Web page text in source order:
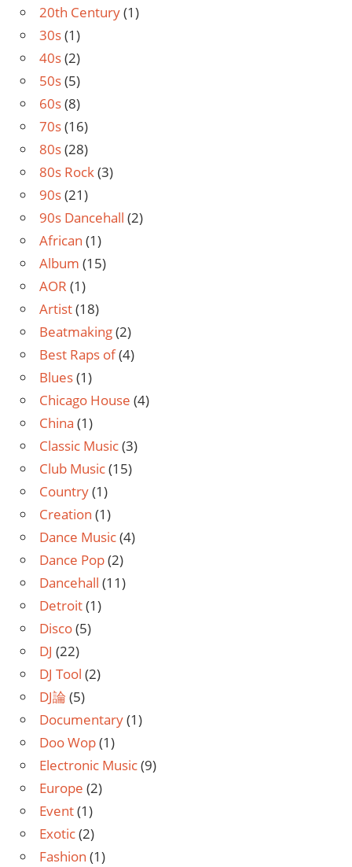
20th Century(1)
30s(1)
40s(2)
50s(5)
60s(8)
70s(16)
80s(28)
80s Rock(3)
90s(21)
90s Dancehall (2)
African (1)
Album (15)
AOR (1)
Artist(18)
Beatmaking(2)
Best Raps of(4)
Blues(1)
Chicago House (4)
China (1)
Classic Music(3)
Club Music(15)
Country(1)
Creation (1)
Dance Music(4)
Dance Pop(2)
Dancehall (11)
Detroit(1)
Disco(5)
DJ (22)
DJ Tool (2)
DJ論 (5)
Documentary(1)
Doo Wop(1)
Electronic Music(9)
Europe (2)
Event(1)
Exotic(2)
Fashion (1)